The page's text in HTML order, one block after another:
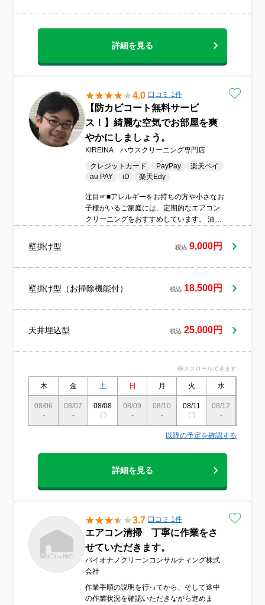
詳細を見る
4.0 口コミ 1件
【防カビコート無料サービ
ス！】綺麗な空気でお部屋を爽
やかにしましょう。
KIREINA ハウスクリーニング専門店
クレジットカード
PayPay
楽天ペイ
au PAY
iD 楽天Edy
注目☞■アレルギーをお持ちの方や小さなお
子様がいるご家庭には、定期的なエアコン
クリーニングをおすすめしています。 油汚
リアなど、健康に悪影響を及ぼす汚れを除
去します。■冷房効率が安定し、電気代の節
ます。■営業時間外のご予約も柔軟に対応可
支払いは【楽天Pay・PayPay・auPay・楽
スマホ決済・電子マネー】がご利用いただ
無をお知らせください。
壁掛け型 税込 9,000円
壁掛け型（お掃除機能付） 税込 18,500円
天井埋込型 税込 25,000円
横スクロールできます
木 金 土 日 月 火 水
08/06
-
08/07
-
08/08
〇
08/09
-
08/10
-
08/11
〇
08/12
-
以降の予定を確認する
詳細を見る
3.7 口コミ 1件
エアコン清掃 丁寧に作業をさ
せていただきます。
バイオナノクリーンコンサルティング株式
会社
作業手順の説明を行ってから、そして途中
の作業状況を確認いただきながら進めま